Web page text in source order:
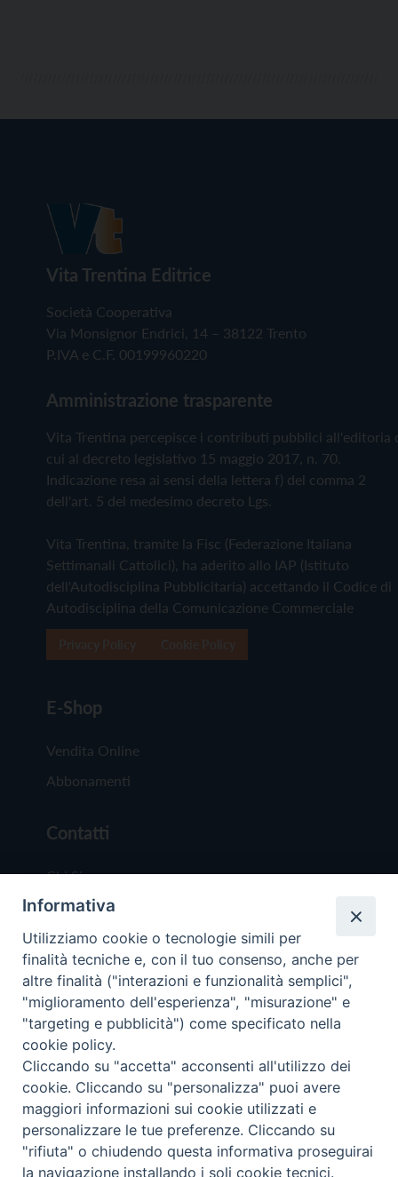
Vita Trentina Editrice
Società Cooperativa
Via Monsignor Endrici, 14 – 38122 Trento
P.IVA e C.F. 00199960220
Amministrazione trasparente
Vita Trentina percepisce i contributi pubblici all'editoria
cui al decreto legislativo 15 maggio 2017, n. 70.
Indicazione resa ai sensi della lettera f) del comma 2
dell'art. 5 del medesimo decreto Lgs.
Vita Trentina, tramite la Fisc (Federazione Italiana
Settimanali Cattolici), ha aderito allo IAP (Istituto
dell'Autodisciplina Pubblicitaria) accettando il Codice di
Autodisciplina della Comunicazione Commerciale
E-Shop
Vendita Online
Abbonamenti
Contatti
Chi Siamo
Redazione
Scrivici
Copyright © 2019 - Tutti i diritti riservati - Vita
Trentina Editrice
Privacy Policy
Torna
Informativa
Utilizziamo cookie o tecnologie simili per
finalità tecniche e, con il tuo consenso, anche per
altre finalità ("interazioni e funzionalità semplici",
"miglioramento dell'esperienza", "misurazione" e
"targeting e pubblicità") come specificato nella
cookie policy.
Cliccando su "accetta" acconsenti all'utilizzo dei
cookie. Cliccando su "personalizza" puoi avere
maggiori informazioni sui cookie utilizzati e
personalizzare le tue preferenze. Cliccando su
"rifiuta" o chiudendo questa informativa proseguirai
la navigazione installando i soli cookie tecnici.